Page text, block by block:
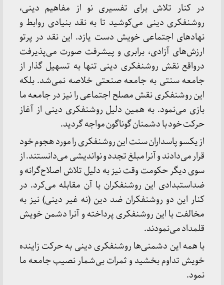
در کنار تلاش برای تفسیری نو از مفاهیم دینی،
روشنفکری دینی می‌کوشید تا به نقد بنیادی روابط و
نهادهای اجتماعی خویش دست یازد. این نقد در پرتو
ارزش‌های آزادی، برابری و پیشرفت صورت می‌پذیرفت
درواقع نقش روشنفکری دینی تنها به تسهیل گذار از
جامعه سنتی به جامعه صنعتی خلاصه نمی‌شد. بلکه
این روشنفکری نقش مصلح اجتماعی را نیز در جامعه ما
بازی می‌نمود. به همین دلیل روشنفکری دینی از آغاز
حرکت خود با دشمنان گوناگون مواجه گردید.
از یکسو پاسداران سنت این روشنفکری را مورد هجوم خود
قرار می‌دادند و آنرا مبلغ تجدد و نواندیشی می‌دانستند. از
سوی دیگر حکومت وقت نیز به دلیل تلاش اصلاح‌گرانه و
ضداستبدادی این روشنفکران با آن مقابله می‌کرد. در
کنار این دو روشنفکران ضد دین (نه غیر دینی) نیز به
مخالفت با این روشنفکری پرداخته و آنرا دشمن خویش
قلمداد می‌نمودند.
با همه این دشمنی‌ها روشنفکری دینی به حرکت زاینده
خویش تداوم بخشید و ثمرات بی‌شمار نصیب جامعه ما
نمود.